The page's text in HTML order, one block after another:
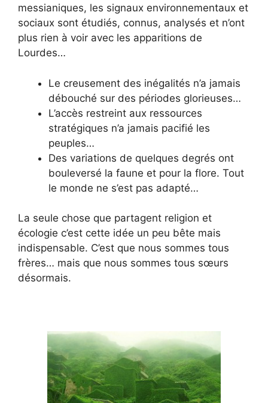
messianiques, les signaux environnementaux et
sociaux sont étudiés, connus, analysés et n’ont
plus rien à voir avec les apparitions de
Lourdes…
Le creusement des inégalités n’a jamais
débouché sur des périodes glorieuses…
L’accès restreint aux ressources
stratégiques n’a jamais pacifié les
peuples…
Des variations de quelques degrés ont
bouleversé la faune et pour la flore. Tout
le monde ne s’est pas adapté…
La seule chose que partagent religion et
écologie c’est cette idée un peu bête mais
indispensable. C’est que nous sommes tous
frères… mais que nous sommes tous sœurs
désormais.